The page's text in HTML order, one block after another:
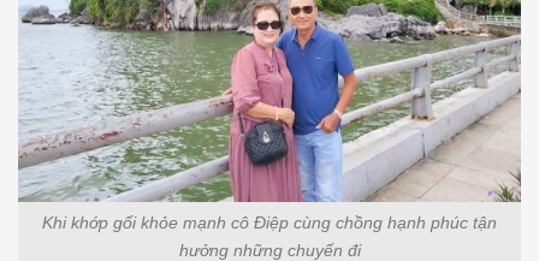
Khi khớp gối khỏe mạnh cô Điệp cùng chồng hạnh phúc tận
hưởng những chuyến đi